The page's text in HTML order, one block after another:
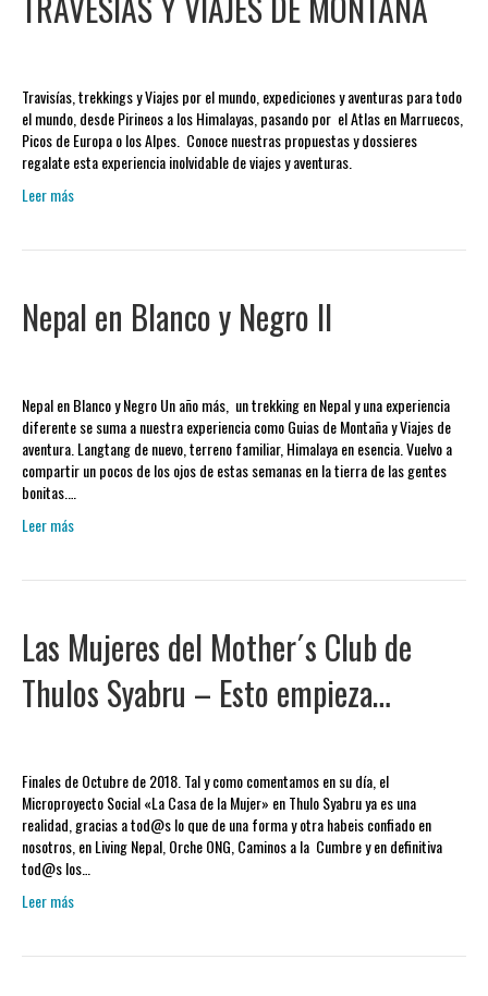
Travisías, trekkings y Viajes por el mundo, expediciones y aventuras para todo
el mundo, desde Pirineos a los Himalayas, pasando por el Atlas en Marruecos,
Picos de Europa o los Alpes. Conoce nuestras propuestas y dossieres
regalate esta experiencia inolvidable de viajes y aventuras.
Leer más
Nepal en Blanco y Negro II
Nepal en Blanco y Negro Un año más, un trekking en Nepal y una experiencia
diferente se suma a nuestra experiencia como Guias de Montaña y Viajes de
aventura. Langtang de nuevo, terreno familiar, Himalaya en esencia. Vuelvo a
compartir un pocos de los ojos de estas semanas en la tierra de las gentes
bonitas.…
Leer más
Las Mujeres del Mother´s Club de
Thulos Syabru – Esto empieza…
Finales de Octubre de 2018. Tal y como comentamos en su día, el
Microproyecto Social «La Casa de la Mujer» en Thulo Syabru ya es una
realidad, gracias a tod@s lo que de una forma y otra habeis confiado en
nosotros, en Living Nepal, Orche ONG, Caminos a la Cumbre y en definitiva
tod@s los…
Leer más